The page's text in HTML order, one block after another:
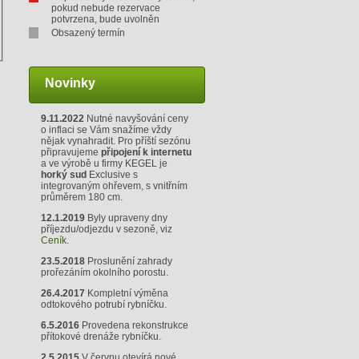
pokud nebude rezervace
potvrzena, bude uvolněn
Obsazený termín
Novinky
9.11.2022 Nutné navyšování ceny
o inflaci se Vám snažíme vždy
nějak vynahradit. Pro příští sezónu
připravujeme připojení k internetu
a ve výrobě u firmy KEGEL je
horký sud Exclusive s
integrovaným ohřevem, s vnitřním
průměrem 180 cm.
12.1.2019 Byly upraveny dny
příjezdu/odjezdu v sezoně, viz
Ceník.
23.5.2018 Proslunění zahrady
prořezáním okolního porostu.
26.4.2017 Kompletní výměna
odtokového potrubí rybníčku.
6.5.2016 Provedena rekonstrukce
přítokové drenáže rybníčku.